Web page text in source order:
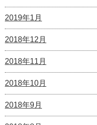
2019年1月
2018年12月
2018年11月
2018年10月
2018年9月